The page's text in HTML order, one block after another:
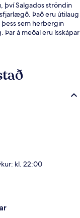
því Salgados ströndin
Það eru útilaug
sem herbergin
Þar á meðal eru ísskápar
kl. 22:00